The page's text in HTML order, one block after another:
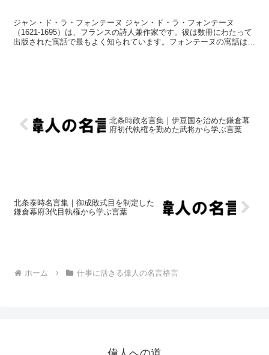
ジャン・ド・ラ・フォンテーヌ ジャン・ド・ラ・フォンテーヌ
（1621-1695）は、フランスの詩人兼作家です。彼は数冊にわたって
出版された寓話で最もよく知られています。フォンテーヌの寓話は、
北条時政名言集｜伊豆国を治めた鎌倉幕
府初代執権を勤めた武将から学ぶ言葉
北条泰時名言集｜御成敗式目を制定した
鎌倉幕府3代目執権から学ぶ言葉
ホーム 仕事に活きる偉人の名言格言